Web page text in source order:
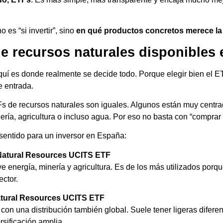
es “si invertir”, sino en qué productos concretos merece
recursos naturales disponibles
es donde realmente se decide todo. Porque elegir bien el
entrada.
de recursos naturales son iguales. Algunos están muy
agricultura o incluso agua. Por eso no basta con “comprar
para un inversor en España:
Resources UCITS ETF
energía, minería y agricultura. Es de los más utilizados
Resources UCITS ETF
una distribución también global. Suele tener ligeras